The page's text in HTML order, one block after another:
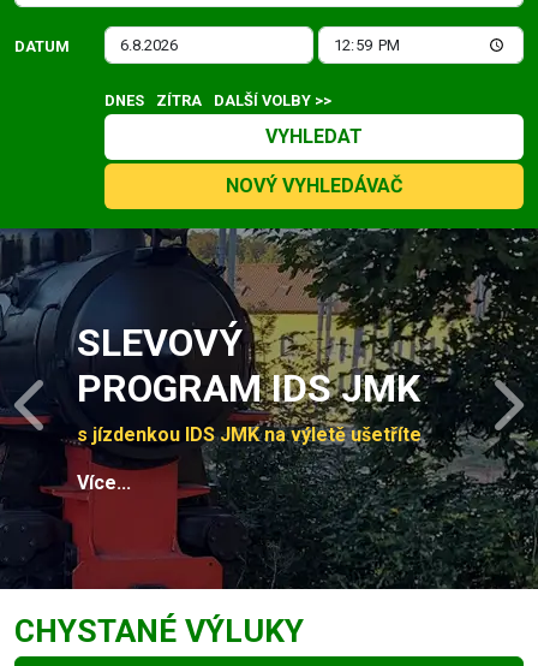
DATUM
DNES ZÍTRA DALŠÍ VOLBY >>
VYHLEDAT
NOVÝ VYHLEDÁVAČ
Slide 1 of 4
SLEVOVÝ
PROGRAM IDS JMK
s jízdenkou IDS JMK na výletě ušetříte
Více...
Previous
CHYSTANÉ VÝLUKY